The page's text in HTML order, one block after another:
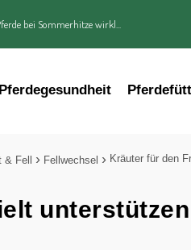
bei Sommerhitze wirkl...
Pferdegesundheit
& Fell Fellwechsel Kräuter für den